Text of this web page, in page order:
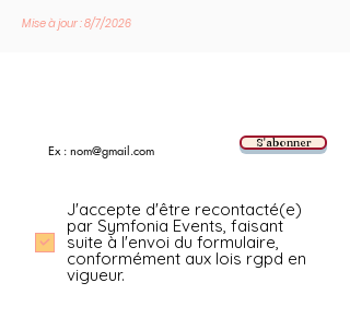
Mise à jour : 8/7/2026
S'abonner
J'accepte d'être recontacté(e)
par Symfonia Events, faisant
suite à l'envoi du formulaire,
conformément aux lois rgpd en
vigueur.